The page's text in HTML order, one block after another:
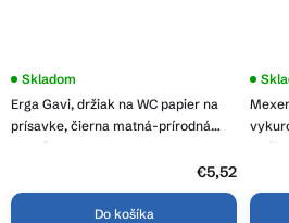
Erga Gavi, držiak na WC papier na
prísavke, čierna matná-prírodná
hnedá, ERG-YKA-CH.GAVI-BUP
Skladom
€5,52
Do košíka
W,